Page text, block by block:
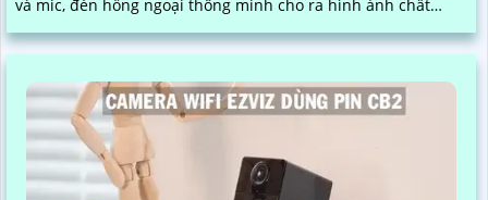
và mic, đèn hồng ngoại thông minh cho ra hình ảnh chất
lượng ban đêm